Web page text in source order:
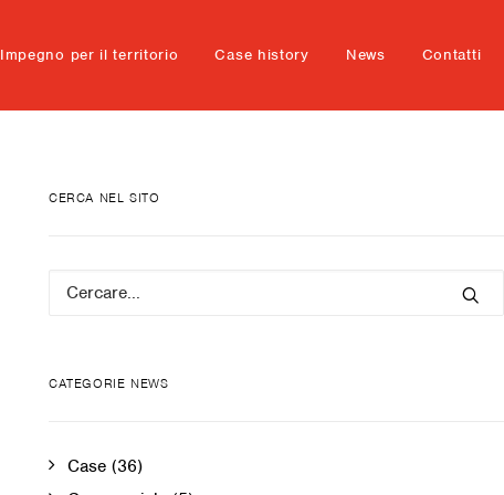
Impegno per il territorio Case history News Contatti
CERCA NEL SITO
CATEGORIE NEWS
Case (36)